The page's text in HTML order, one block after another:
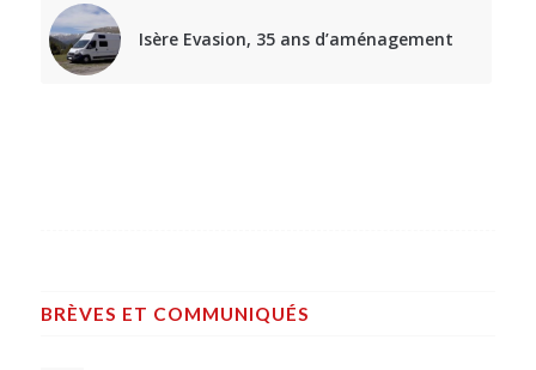
Isère Evasion, 35 ans d’aménagement
BRÈVES ET COMMUNIQUÉS